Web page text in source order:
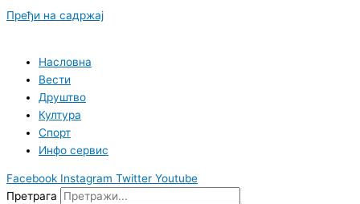
Пређи на садржај
Насловна
Вести
Друштво
Култура
Спорт
Инфо сервис
Facebook Instagram Twitter Youtube
Претрага